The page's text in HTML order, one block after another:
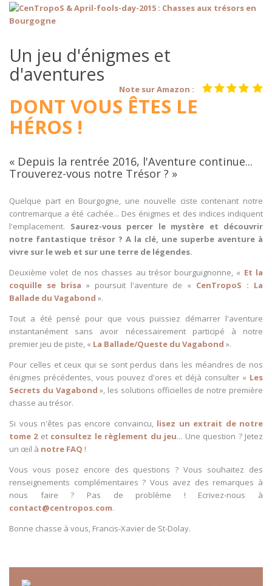
Un jeu d'énigmes et
d'aventures
Note sur Amazon :
DONT VOUS ÊTES LE
HÉROS !
« Depuis la rentrée 2016, l'Aventure continue...
Trouverez-vous notre Trésor ? »
Quelque part en Bourgogne, une nouvelle ciste contenant notre
contremarque a été cachée... Des énigmes et des indices indiquent
l'emplacement. Saurez-vous percer le mystère et découvrir
notre fantastique trésor ? A la clé, une superbe aventure à
vivre sur le web et sur une terre de légendes.
Deuxième volet de nos chasses au trésor bourguignonne, « Et la
coquille se brisa » poursuit l'aventure de « CenTropoS : La
Ballade du Vagabond ».
Tout a été pensé pour que vous puissiez démarrer l'aventure
instantanément sans avoir nécessairement participé à notre
premier jeu de piste, « La Ballade/Queste du Vagabond ».
Pour celles et ceux qui se sont perdus dans les méandres de nos
énigmes précédentes, vous pouvez d'ores et déjà consulter « Les
Secrets du Vagabond », les solutions officielles de notre première
chasse au trésor.
Si vous n'êtes pas encore convaincu, lisez un extrait de notre
tome 2et consultez le règlement du jeu... Une question ? Jetez
un œil à notre FAQ !
Vous vous posez encore des questions ? Vous souhaitez des
renseignements complémentaires ? Vous avez des remarques à
nous faire ? Pas de problème ! Ecrivez-nous à
contact@centropos.com.
Bonne chasse à vous, Francis-Xavier de St-Dolay.